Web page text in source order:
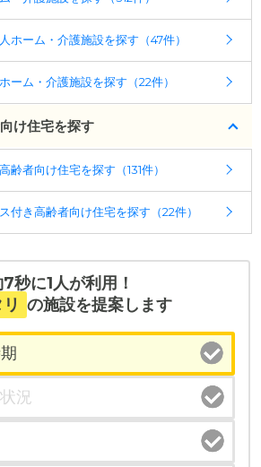
3つの特徴
談員が完全無料で施設探しをサ
579-721（無料）
00～19：00
護施設情報を掲載
から、条件にあった施設を選ぶ
ケ」「麻雀」が楽しめる施設、
施設、「看取り可」の施設など、
ら施設を探すこともできます。
ホーム・介護施設を探す（47件）
ーム・介護施設を探す（22件）
け住宅を探す
齢者向け住宅を探す（131件）
付き高齢者向け住宅を探す（22件）
秒に1人が利用！
の施設を提案します